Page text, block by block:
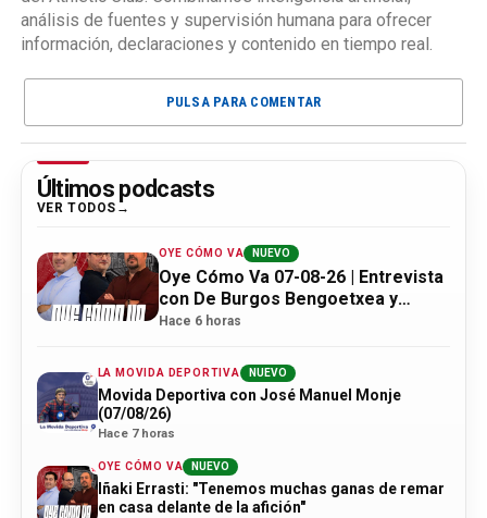
análisis de fuentes y supervisión humana para ofrecer
información, declaraciones y contenido en tiempo real.
PULSA PARA COMENTAR
Últimos podcasts
VER TODOS
OYE CÓMO VA NUEVO
Oye Cómo Va 07-08-26 | Entrevista
con De Burgos Bengoetxea y
actualidad Athletic
Hace 6 horas
LA MOVIDA DEPORTIVA NUEVO
Movida Deportiva con José Manuel Monje
(07/08/26)
Hace 7 horas
OYE CÓMO VA NUEVO
Iñaki Errasti: "Tenemos muchas ganas de remar
en casa delante de la afición"